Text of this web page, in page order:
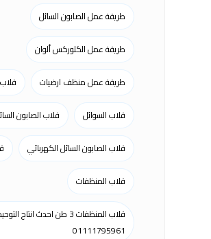
طريقة عمل الصابون السائل
طريقة عمل الكلوركس ألوان
طريقة عمل منظف ارضيات
قلاب السوائل قلاب الصابون
قلاب الصابون السائل الكهربائي
قلاب المنظفات
قلاب المنظفات 3 طن احدث
01111795961